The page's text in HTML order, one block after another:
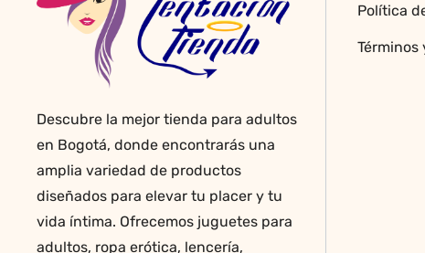
la
página
producto
Descubre la mejor tienda para adultos
en Bogotá, donde encontrarás una
amplia variedad de productos
diseñados para elevar tu placer y tu
vida íntima. Ofrecemos juguetes para
adultos, ropa erótica, lencería,
Política
Términos